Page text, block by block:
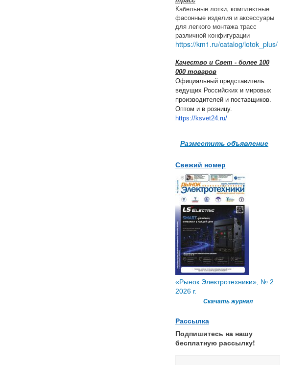
Кабельные лотки, комплектные
фасонные изделия и аксессуары
для легкого монтажа трасс
различной конфигурации
https://km1.ru/catalog/lotok_plus/
Качество и Свет - более 100
000 товаров
Официальный представитель
ведущих Российских и мировых
производителей и поставщиков.
Оптом и в розницу.
https://ksvet24.ru/
Разместить объявление
Свежий номер
«Рынок Электротехники», № 2
2026 г.
Скачать журнал
Рассылка
Подпишитесь на нашу
бесплатную рассылку!